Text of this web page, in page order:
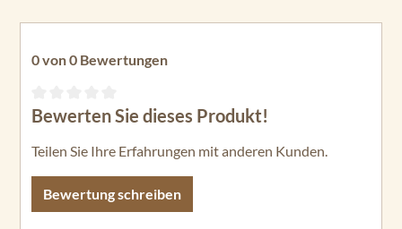
0 von 0 Bewertungen
Durchschnittliche Bewertung von 0 von 5 Sternen
Bewerten Sie dieses Produkt!
Teilen Sie Ihre Erfahrungen mit anderen Kunden.
Bewertung schreiben